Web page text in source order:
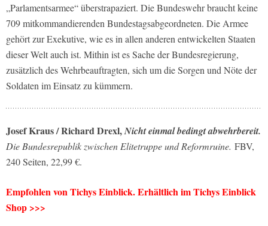
„Parlamentsarmee“ überstrapaziert. Die Bundeswehr braucht keine
709 mitkommandierenden Bundestagsabgeordneten. Die Armee
gehört zur Exekutive, wie es in allen anderen entwickelten Staaten
dieser Welt auch ist. Mithin ist es Sache der Bundesregierung,
zusätzlich des Wehrbeauftragten, sich um die Sorgen und Nöte der
Soldaten im Einsatz zu kümmern.
Josef Kraus / Richard Drexl,Nicht einmal bedingt abwehrbereit.
Die Bundesrepublik zwischen Elitetruppe und Reformruine. FBV,
240 Seiten, 22,99 €.
Empfohlen von Tichys Einblick. Erhältlich im Tichys Einblick
Shop >>>